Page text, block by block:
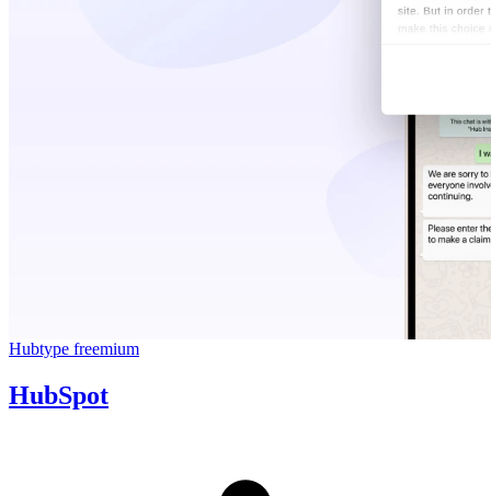
Hubtype freemium
HubSpot